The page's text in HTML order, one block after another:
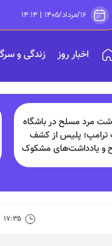
۱۶/مرداد/۱۴۰۵ | ۱۴:۱۴
اخبار روز زندگی و
مرد مسلح در باشگاه
ترامپ؛ پلیس از کشف
و یادداشت‌های مشکوک
۱۷:۳۵